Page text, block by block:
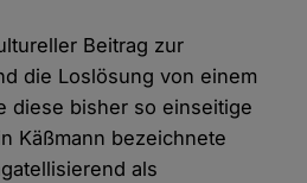
Beitrag zur
die Loslösung von einem
diese bisher so einseitige
Käßmann bezeichnete
als